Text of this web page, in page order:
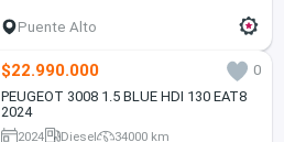
Puente Alto
$22.990.000
0
PEUGEOT 3008 1.5 BLUE HDI 130 EAT8
2024
2024 Diesel 34000 km